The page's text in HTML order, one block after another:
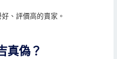
、評價高的賣家。
真偽？